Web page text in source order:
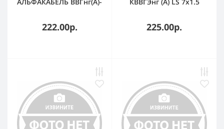
однопроволочный
ТРТС 656739
222.00р. 225.00р.